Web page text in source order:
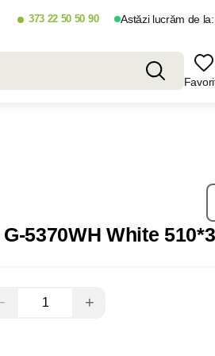
373 22 50 50 90 Astăzi lucrăm de
5370WH White
+